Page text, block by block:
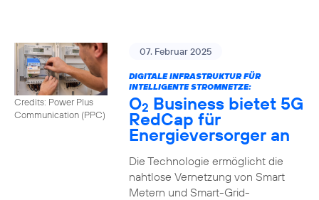
Credits: Power Plus
Communication (PPC)
07. Februar 2025
DIGITALE INFRASTRUKTUR FÜR
INTELLIGENTE STROMNETZE:
O2 Business bietet 5G
RedCap für
Energieversorger an
Die Technologie ermöglicht die
nahtlose Vernetzung von Smart
Metern und Smart-Grid-